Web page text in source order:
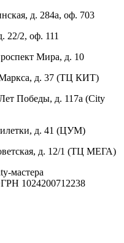
д. 284а, оф. 703
22/2, оф. 111
Мира, д. 10
Маркса, д. 37 (ТЦ КИТ)
Победы, д. 117а (City
д. 41 (ЦУМ)
д. 12/1 (ТЦ МЕГА)
мастера
1024200712238